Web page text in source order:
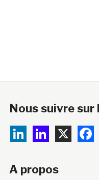
Nous suivre
A propos